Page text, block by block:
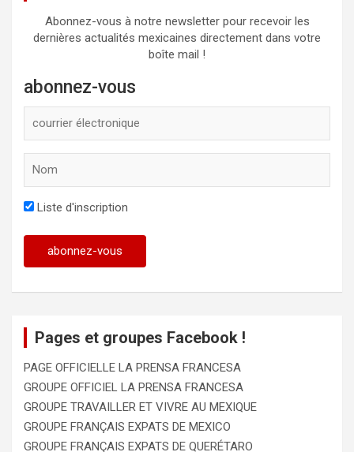
Abonnez-vous à notre newsletter pour recevoir les
dernières actualités mexicaines directement dans votre
boîte mail !
abonnez-vous
Liste d'inscription
Pages et groupes Facebook !
PAGE OFFICIELLE LA PRENSA FRANCESA
GROUPE OFFICIEL LA PRENSA FRANCESA
GROUPE TRAVAILLER ET VIVRE AU MEXIQUE
GROUPE FRANÇAIS EXPATS DE MEXICO
GROUPE FRANÇAIS EXPATS DE QUERÉTARO